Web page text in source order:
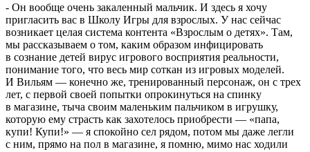
- Он вообще очень закаленный мальчик. И здесь я хочу
пригласить вас в Школу Игры для взрослых. У нас сейчас
возникает целая система контента «Взрослым о детях». Там,
мы рассказываем о том, каким образом инфицировать
в сознание детей вирус игрового восприятия реальности,
понимание того, что весь мир соткан из игровых моделей.
И Вильям — конечно же, тренированный персонаж, он с трех
лет, с первой своей попытки опрокинуться на спинку
в магазине, тыча своим маленьким пальчиком в игрушку,
которую ему страсть как захотелось приобрести — «папа,
купи! Купи!» — я спокойно сел рядом, потом мы даже легли
с ним, прямо на пол в магазине, я помню, мимо нас ходили